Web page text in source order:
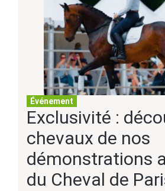
Événement
Exclusivité :
chevaux de nos
démonstrations
du Cheval de